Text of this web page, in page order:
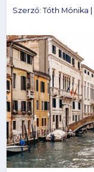
Szerző:Tóth Mónika |